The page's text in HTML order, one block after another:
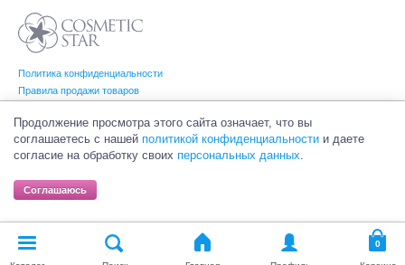
Политика конфиденциальности
Правила продажи товаров
(Косметик Стар). Все права на товарные знаки принадлежат их законным
владельцам.
Продолжение просмотра этого сайта означает, что вы
соглашаетесь с нашей политикой конфиденциальности и даете
согласие на обработку своих персональных данных.
Соглашаюсь